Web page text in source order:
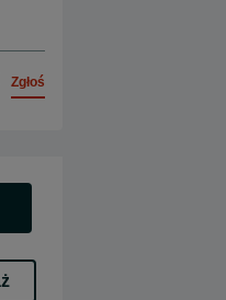
Zgłoś